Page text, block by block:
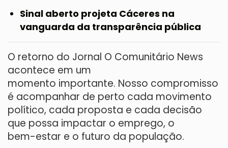
Sinal aberto projeta Cáceres na
vanguarda da transparência pública
O retorno do Jornal O Comunitário News
acontece em um
momento importante. Nosso compromisso
é acompanhar de perto cada movimento
político, cada proposta e cada decisão
que possa impactar o emprego, o
bem-estar e o futuro da população.